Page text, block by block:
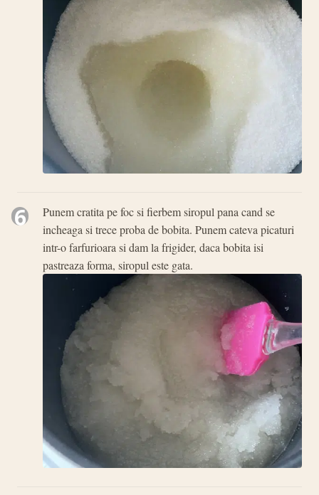
6
Punem cratita pe foc si fierbem siropul pana cand se
incheaga si trece proba de bobita. Punem cateva picaturi
intr-o farfurioara si dam la frigider, daca bobita isi
pastreaza forma, siropul este gata.